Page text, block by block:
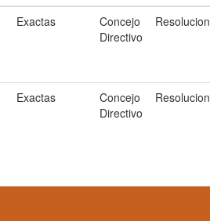
Exactas
Concejo
Directivo
Resolucion
Exactas
Concejo
Directivo
Resolucion